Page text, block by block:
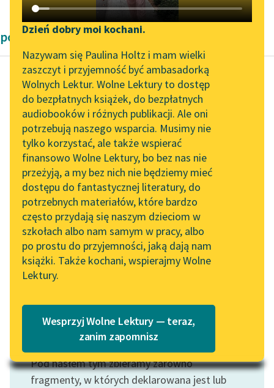
Katalog DAISY
Podkasty o książkach
Zgłoś brak utworu
Aktualności
„Prokurator Alicja Horn”
do słuchania
Byliśmy częścią AI Impact
Lab
Zapraszamy na spotkanie
online z tłumaczkami
literatury skandynawskiej
Spotkanie z Katarzyną
Tunkiel w Oslo
102. lata temu zmarł
Joseph Conrad
Lektury szkolne i klasyka
literatury do słuchania dla
uczennic i uczniów z
niepełnosprawnościami
Narzędzia
Mapa Wolnych Lektur
Leśmianator
Przewodnik dla piszących i
czytających
API
OAI-PMH
Widget Wolnych Lektur
Przypisy
Katalog w formacie PDF
Dzień dobry moi kochani.
Nazywam się Paulina Holtz i mam wielki
zaszczyt i przyjemność być ambasadorką
Wolnych Lektur. Wolne Lektury to dostęp
do bezpłatnych książek, do bezpłatnych
audiobooków i różnych publikacji. Ale oni
potrzebują naszego wsparcia. Musimy nie
tylko korzystać, ale także wspierać
finansowo Wolne Lektury, bo bez nas nie
przeżyją, a my bez nich nie będziemy mieć
dostępu do fantastycznej literatury, do
potrzebnych materiałów, które bardzo
często przydają się naszym dzieciom w
szkołach albo nam samym w pracy, albo
po prostu do przyjemności, jaką dają nam
książki. Także kochani, wspierajmy Wolne
Lektury.
Wesprzyj Wolne Lektury — teraz,
zanim zapomnisz
powieści Andrzeja Kijowskiego
Andrzej Kijowski
Dziecko przez
ptaka przyniesione
Stara poczciwa niańka
moja — wniosła
herbatę w filiżankach i
coś tam jeszcze do
jedzenia. Każdy...
Czytaj więcej
Motyw: Wizja
Pod hasłem tym zbieramy zarówno
fragmenty, w których deklarowana jest lub